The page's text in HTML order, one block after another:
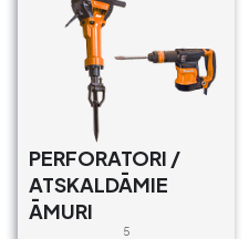
PERFORATORI /
ATSKALDĀMIE
ĀMURI
5